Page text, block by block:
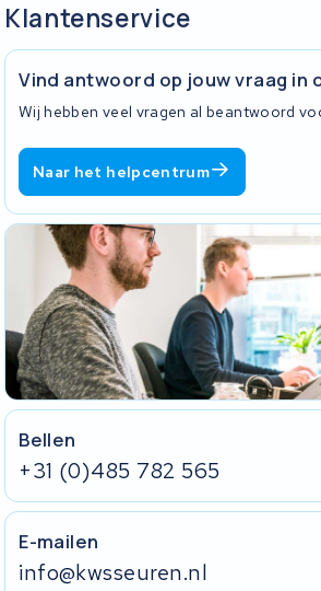
Klantenservice
Vind antwoord op jouw vraag in
Wij hebben veel vragen al beantwoord
Naar het helpcentrum
Bellen
+31 (0)485 782 565
E-mailen
info@kwsseuren.nl